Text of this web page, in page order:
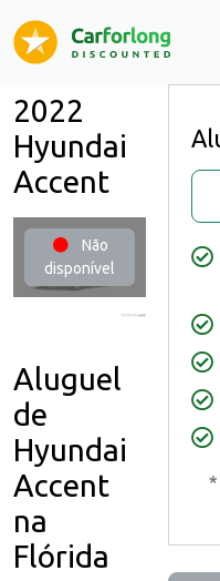
2022
Hyundai
Accent
Não
disponível
*
Aluguel
de
Hyundai
Accent
na
Flórida